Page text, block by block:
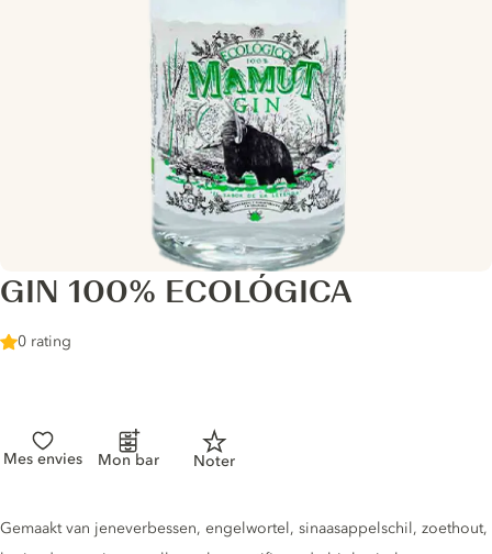
GIN 100% ECOLÓGICA
0 rating
Mes envies Mon bar Noter
Gin description
Gemaakt van jeneverbessen, engelwortel, sinaasappelschil, zoethout,